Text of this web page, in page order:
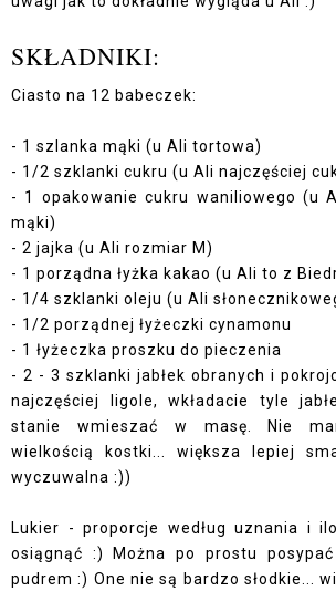
SKŁADNIKI:
Ciasto na 12 babeczek:
- 1 szlanka mąki (u Ali tortowa)
- 1/2 szklanki cukru (u Ali najczęściej
- 1 opakowanie cukru waniliowego (u
mąki)
- 2 jajka (u Ali rozmiar M)
- 1 porządna łyżka kakao (u Ali to z
- 1/4 szklanki oleju (u Ali
- 1/2 porządnej łyżeczki cynamonu
- 1 łyżeczka proszku do pieczenia
- 2 - 3 szklanki jabłek obranych i
najczęściej ligole, wkładacie tyle
stanie wmieszać w masę. Nie
wielkością kostki... większa lepiej
wyczuwalna :))
Lukier - proporcje według uznania i
osiągnąć :) Można po prostu
pudrem :) One nie są bardzo słodkie...